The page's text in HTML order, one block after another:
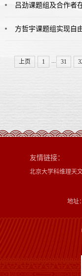
吕劲课题组及合作者在《
方哲宇课题组实现自由电子
上页 1 ... 31
友情链接：
北京大学科维理天
地址